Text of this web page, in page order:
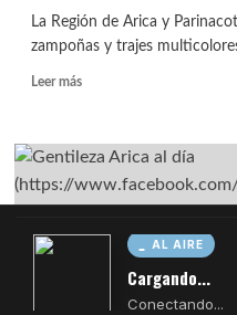
AL AIRE
Cargando...
Conectando...